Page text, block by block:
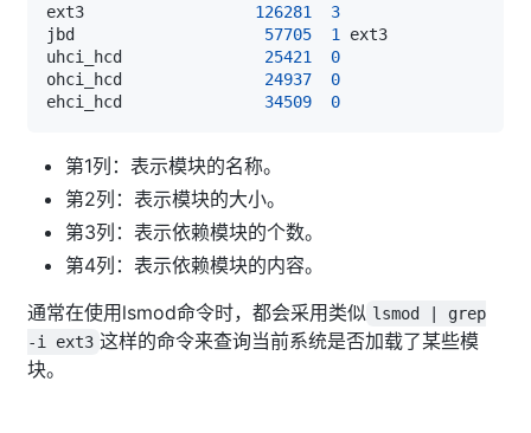
ext3 126281
3
jbd 57705 1
uhci_hcd 25421
0
ohci_hcd 24937
0
ehci_hcd 34509 0
第1列：表示模块的名称。
第2列：表示模块的大小。
第3列：表示依赖模块的个数。
第4列：表示依赖模块的内容。
通常在使用lsmod命令时，都会采用类似 lsmod | grep
-i ext3 这样的命令来查询当前系统是否加载了某些模
块。